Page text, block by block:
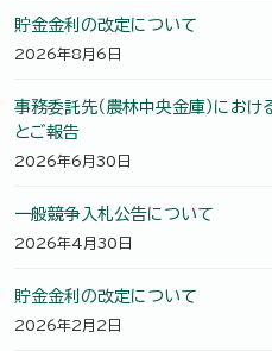
貯金金利の改定について
2026年8月6日
事務委託先（農林中央金庫）にお
とご報告
2026年6月30日
一般競争入札公告について
2026年4月30日
貯金金利の改定について
2026年2月2日